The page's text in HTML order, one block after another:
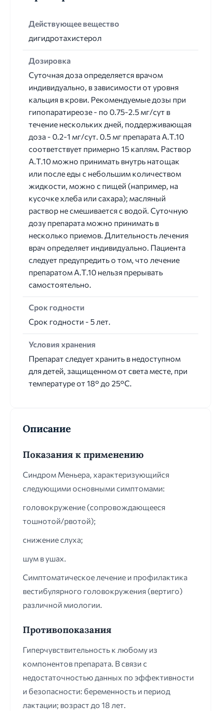
Действующее вещество
дигидротахистерол
Дозировка
Суточная доза определяется врачом
индивидуально, в зависимости от уровня
кальция в крови. Рекомендуемые дозы при
гипопаратиреозе - по 0.75-2.5 мг/сут в
течение нескольких дней, поддерживающая
доза - 0.2-1 мг/сут. 0.5 мг препарата А.Т.10
соответствует примерно 15 каплям. Раствор
А.Т.10 можно принимать внутрь натощак
или после еды с небольшим количеством
жидкости, можно с пищей (например, на
кусочке хлеба или сахара); масляный
раствор не смешивается с водой. Суточную
дозу препарата можно принимать в
несколько приемов. Длительность лечения
врач определяет индивидуально. Пациента
следует предупредить о том, что лечение
препаратом А.Т.10 нельзя прерывать
самостоятельно.
Срок годности
Срок годности - 5 лет.
Условия хранения
Препарат следует хранить в недоступном
для детей, защищенном от света месте, при
температуре от 18° до 25°C.
Описание
Показания к применению
Синдром Меньера, характеризующийся
следующими основными симптомами:
головокружение (сопровождающееся
тошнотой/рвотой);
снижение слуха;
шум в ушах.
Симптоматическое лечение и профилактика
вестибулярного головокружения (вертиго)
различной миологии.
Противопоказания
Гиперчувствительность к любому из
компонентов препарата. В связи с
недостаточностью данных по эффективности
и безопасности: беременность и период
лактации; возраст до 18 лет.